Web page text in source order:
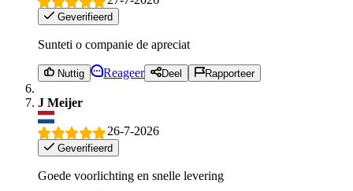
Geverifieerd
Sunteti o companie de apreciat
Nuttig Reageer Deel Rapporteer
J Meijer
26-7-2026
Geverifieerd
Goede voorlichting en snelle levering